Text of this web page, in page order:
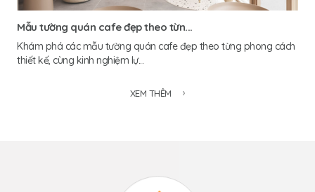
Mẫu tường quán cafe đẹp theo từn...
Khám phá các mẫu tường quán cafe đẹp theo từng phong cách
thiết kế, cùng kinh nghiệm lự...
XEM THÊM